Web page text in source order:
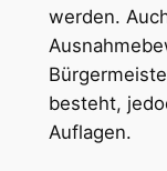
werden.
besteht,
Auflagen.